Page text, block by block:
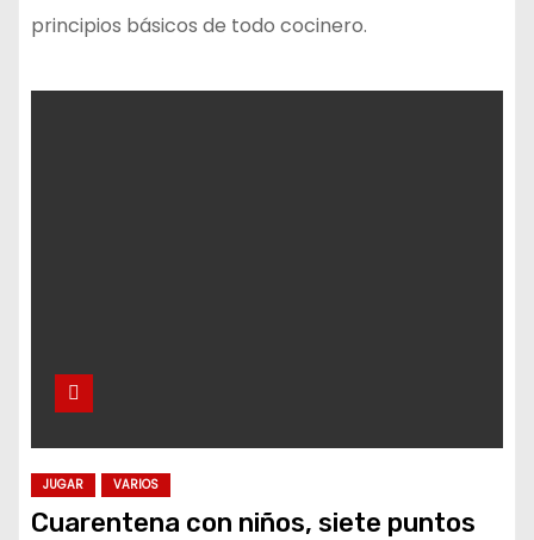
principios básicos de todo cocinero.
JUGAR VARIOS
Cuarentena con niños, siete puntos